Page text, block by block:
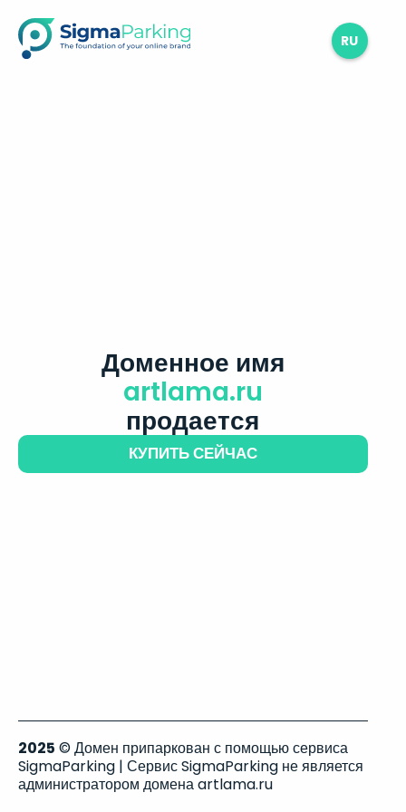
RU
Доменное имя
artlama.ru
продается
КУПИТЬ СЕЙЧАС
2025 © Домен припаркован с помощью сервиса
SigmaParking | Сервис SigmaParking не является
администратором домена artlama.ru